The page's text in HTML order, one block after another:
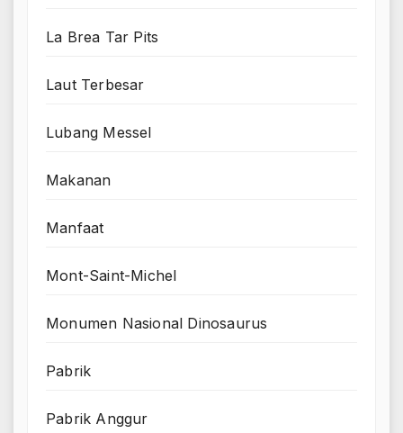
La Brea Tar Pits
Laut Terbesar
Lubang Messel
Makanan
Manfaat
Mont-Saint-Michel
Monumen Nasional Dinosaurus
Pabrik
Pabrik Anggur